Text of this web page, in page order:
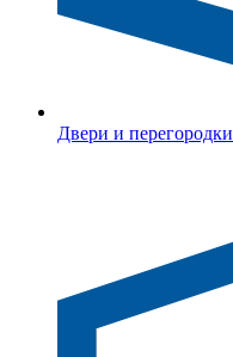
Двери и перегородки